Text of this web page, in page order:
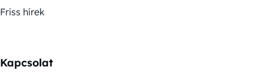
Friss hírek
Kapcsolat